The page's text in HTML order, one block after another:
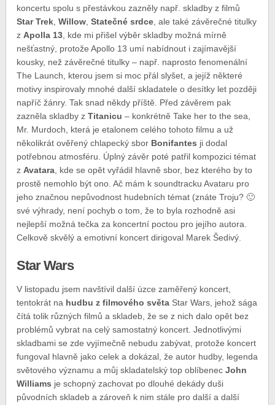
koncertu spolu s přestávkou zazněly např. skladby z filmů
Star Trek ,Willow ,Statečné srdce , ale také závěrečné titulky
z Apolla 13 , kde mi přišel výběr skladby možná mírně
nešťastný, protože Apollo 13 umí nabídnout i zajímavější
kousky, než závěrečné titulky – např. naprosto fenomenální
The Launch, kterou jsem si moc přál slyšet, a jejíž některé
motivy inspirovaly mnohé další skladatele o desítky let později
napříč žánry. Tak snad někdy příště. Před závěrem pak
zazněla skladby zTitanicu – konkrétně Take her to the sea,
Mr. Murdoch, která je etalonem celého tohoto filmu a už
několikrát ověřený chlapecký sbor Bonifantes ji dodal
potřebnou atmosféru. Úplný závěr poté patřil kompozici témat
z Avatara , kde se opět vyřádil hlavně sbor, bez kterého by to
prostě nemohlo být ono. Ač mám k soundtracku Avataru pro
jeho značnou nepůvodnost hudebních témat (znáte Troju? 🙂
své výhrady, není pochyb o tom, že to byla rozhodně asi
nejlepší možná tečka za koncertní poctou pro jejího autora.
Celkově skvělý a emotivní koncert dirigoval Marek Šedivý.
Star Wars
V listopadu jsem navštívil další úzce zaměřený koncert,
tentokrát na hudbu z filmového světa Star Wars, jehož sága
čítá tolik různých filmů a skladeb, že se z nich dalo opět bez
problémů vybrat na celý samostatný koncert. Jednotlivými
skladbami se zde vyjímečně nebudu zabývat, protože koncert
fungoval hlavně jako celek a dokázal, že autor hudby, legenda
světového významu a můj skladatelský top oblíbenecJohn
Williams je schopný zachovat po dlouhé dekády duši
původních skladeb a zároveň k nim stále pro další a další